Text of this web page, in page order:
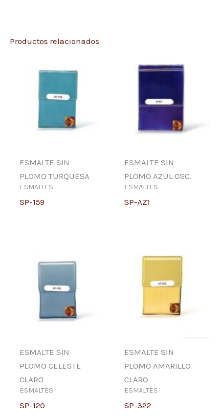
Productos relacionados
ESMALTE SIN
PLOMO TURQUESA
ESMALTES
SP-159
ESMALTE SIN
PLOMO AZUL OSC.
ESMALTES
SP-AZ1
ESMALTE SIN
PLOMO CELESTE
CLARO
ESMALTES
SP-120
ESMALTE SIN
PLOMO AMARILLO
CLARO
ESMALTES
SP-322